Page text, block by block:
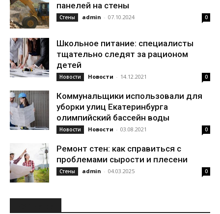
панелей на стены
Стены admin - 07.10.2024 0
Школьное питание: специалисты
тщательно следят за рационом
детей
Новости Новости - 14.12.2021 0
Коммунальщики использовали для
уборки улиц Екатеринбурга
олимпийский бассейн воды
Новости Новости - 03.08.2021 0
Ремонт стен: как справиться с
проблемами сырости и плесени
Стены admin - 04.03.2025 0